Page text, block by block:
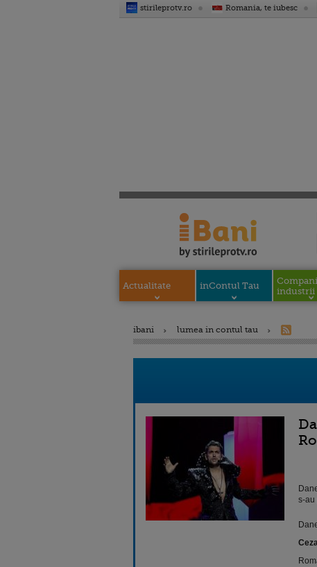
stirileprotv.ro Romania, te iubesc
Actualitate inContul Tau
industrii
ibani lumea in contul tau
s-au